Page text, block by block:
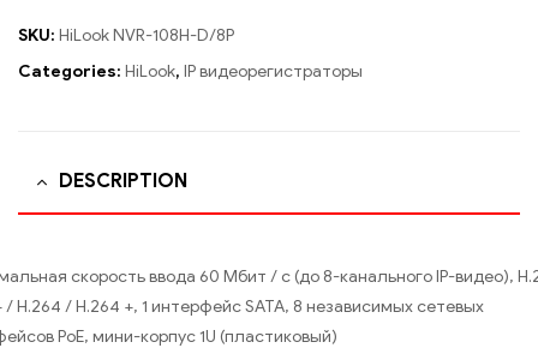
SKU: HiLook NVR-108H-D/8P
Categories: HiLook, IP видеорегистраторы
DESCRIPTION
скорость ввода 60 Мбит / с (до 8-канального IP-видео),
/ H.264 / H.264 +, 1 интерфейс SATA, 8 независимых сетевых
PoE, мини-корпус 1U (пластиковый)